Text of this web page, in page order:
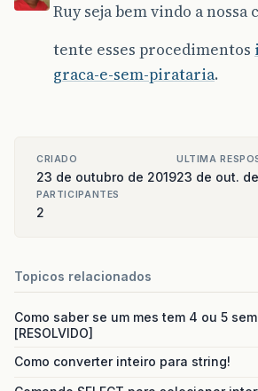
Ruy seja bem vindo a nossa
tente esses procedimentos
graca-e-sem-pirataria.
CRIADO
23 de outubro de 2019
ULTIMA
23 de out.
PARTICIPANTES
2
Topicos relacionados
Como saber se um mes tem 4 ou 5
[RESOLVIDO]
Como converter inteiro para string!